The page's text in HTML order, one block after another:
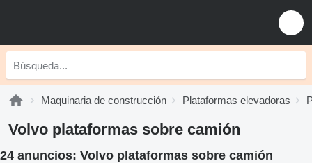
Maquinaria de construcción Plataformas elevadoras
Volvo plataformas sobre camión
24 anuncios: Volvo plataformas sobre camión